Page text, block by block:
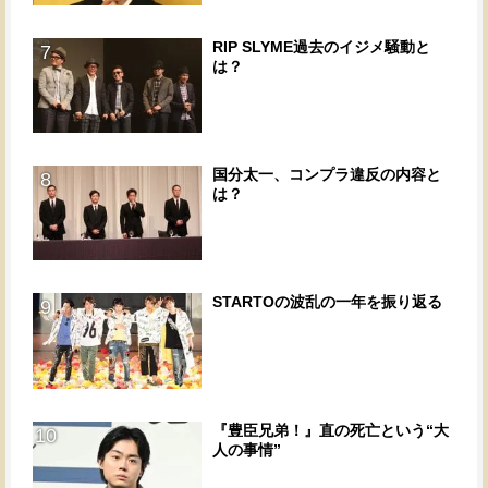
7
RIP SLYME過去のイジメ騒動と
は？
8
国分太一、コンプラ違反の内容と
は？
9 STARTOの波乱の一年を振り返る
10
『豊臣兄弟！』直の死亡という“大
人の事情”